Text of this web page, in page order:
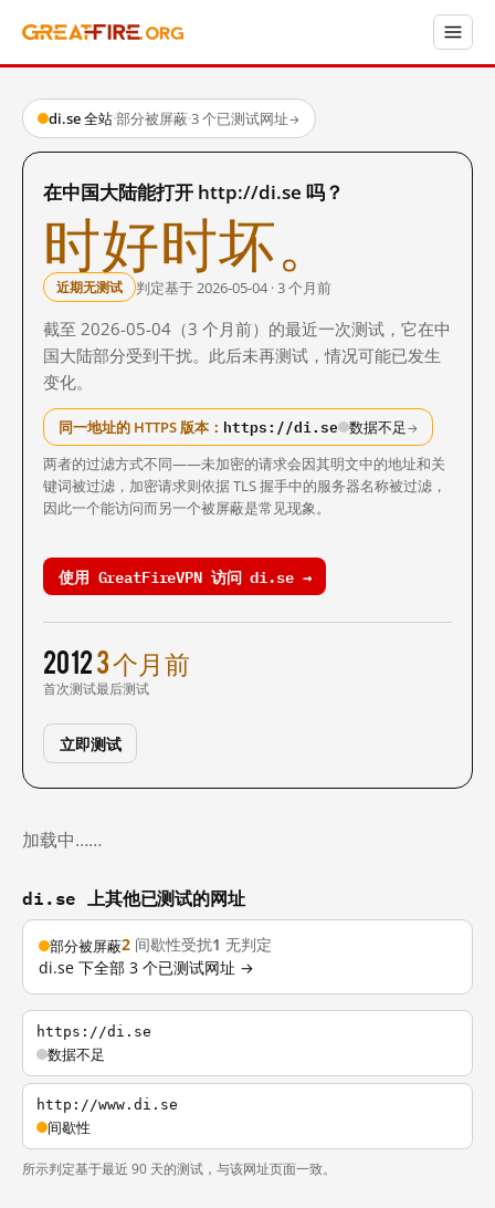
di.se 全站·部分被屏蔽·3 个已测试网址→
在中国大陆能打开 http://di.se 吗？
时好时坏。
近期无测试 判定基于 2026-05-04 · 3 个月前
截至 2026-05-04（3 个月前）的最近一次测试，它在中
国大陆部分受到干扰。此后未再测试，情况可能已发生
变化。
同一地址的 HTTPS 版本： https://di.se 数据不足 →
两者的过滤方式不同——未加密的请求会因其明文中的地址和关
键词被过滤，加密请求则依据 TLS 握手中的服务器名称被过滤，
因此一个能访问而另一个被屏蔽是常见现象。
使用 GreatFireVPN 访问 di.se →
2012
首次测试
3 个月前
最后测试
立即测试
加载中……
di.se 上其他已测试的网址
部分被屏蔽2 间歇性受扰1 无判定
di.se 下全部 3 个已测试网址 →
https://di.se
数据不足
http://www.di.se
间歇性
所示判定基于最近 90 天的测试，与该网址页面一致。